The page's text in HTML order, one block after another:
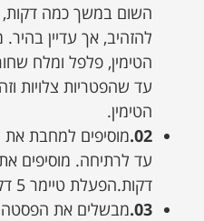
השום במשך כמה דקות,
להזהיב, אך עדיין
הטימין, פלפל ומלח
עד שהפטריות צלויות
הטימין.
02. מוסיפים למחבת
דקות.הפעלת טיימר 5 דקות
03. מבשלים את הפסטה